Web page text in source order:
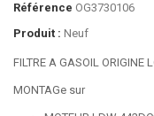
Référence OG3730106
Produit : Neuf
FILTRE A GASOIL ORIGINE
MONTAGe sur